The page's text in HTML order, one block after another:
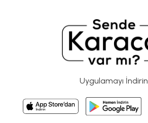
Uygulamayı İndirin